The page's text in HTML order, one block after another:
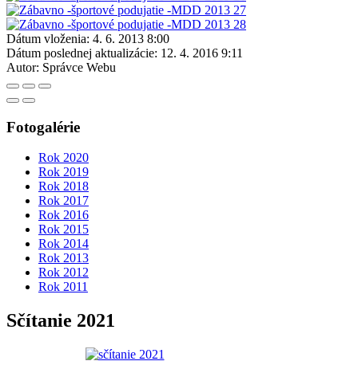
Dátum vloženia: 4. 6. 2013 8:00
Dátum poslednej aktualizácie: 12. 4. 2016 9:11
Autor: Správce Webu
Fotogalérie
Rok 2020
Rok 2019
Rok 2018
Rok 2017
Rok 2016
Rok 2015
Rok 2014
Rok 2013
Rok 2012
Rok 2011
Sčítanie 2021